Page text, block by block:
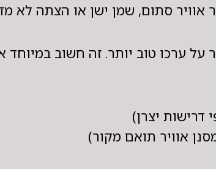
סתום, שמן ישן או הצתה לא
על ערכו טוב יותר. זה חשוב במיוחד
דרישות יצרן)
אוויר תואם מקור)